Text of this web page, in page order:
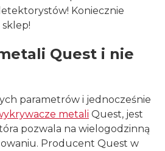
Koniecznie
Quest i nie
parametrów i jednocześnie
metali Quest, jest
pozwala na wielogodzinną
Producent Quest w